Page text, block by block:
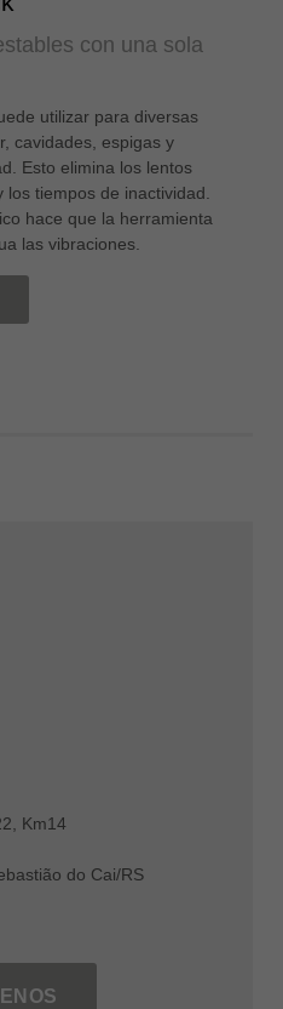
con una sola
utilizar para diversas
cavidades, espigas y
Esto elimina los lentos
tiempos de inactividad.
hace que la herramienta
las vibraciones.
Km14
do Cai/RS